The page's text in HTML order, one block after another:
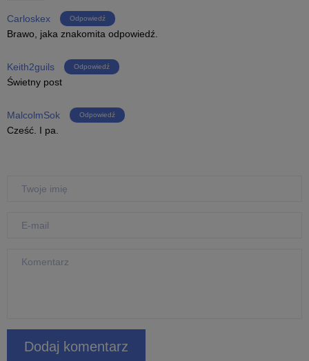
Carloskex Odpowiedź
Brawo, jaka znakomita odpowiedź.
Keith2guils Odpowiedź
Świetny post
MalcolmSok Odpowiedź
Cześć. I pa.